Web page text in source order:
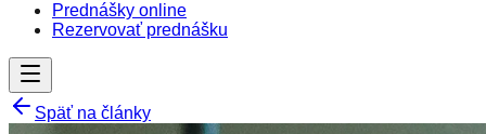
Prednášky online
Rezervovať prednášku
Späť na články